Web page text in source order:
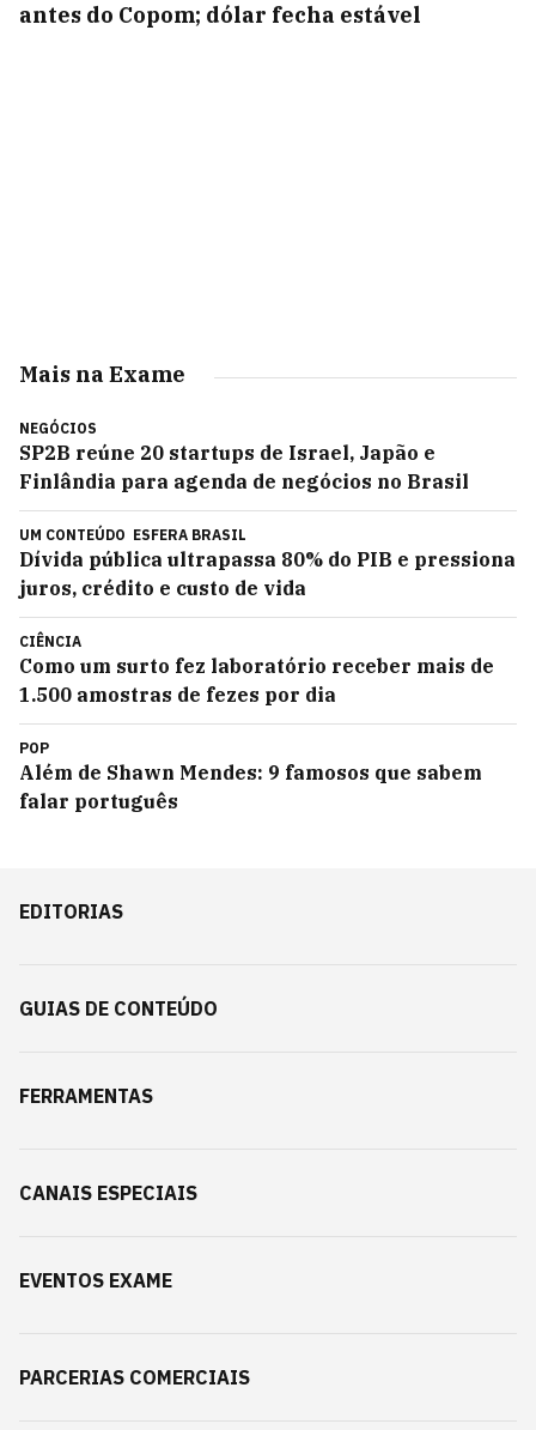
antes do Copom; dólar fecha estável
Mais na Exame
NEGÓCIOS
SP2B reúne 20 startups de Israel, Japão e
Finlândia para agenda de negócios no Brasil
UM CONTEÚDO ESFERA BRASIL
Dívida pública ultrapassa 80% do PIB e pressiona
juros, crédito e custo de vida
CIÊNCIA
Como um surto fez laboratório receber mais de
1.500 amostras de fezes por dia
POP
Além de Shawn Mendes: 9 famosos que sabem
falar português
EDITORIAS
GUIAS DE CONTEÚDO
FERRAMENTAS
CANAIS ESPECIAIS
EVENTOS EXAME
PARCERIAS COMERCIAIS